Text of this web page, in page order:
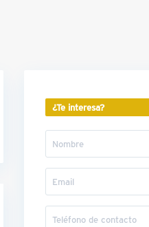
¿Te interesa?